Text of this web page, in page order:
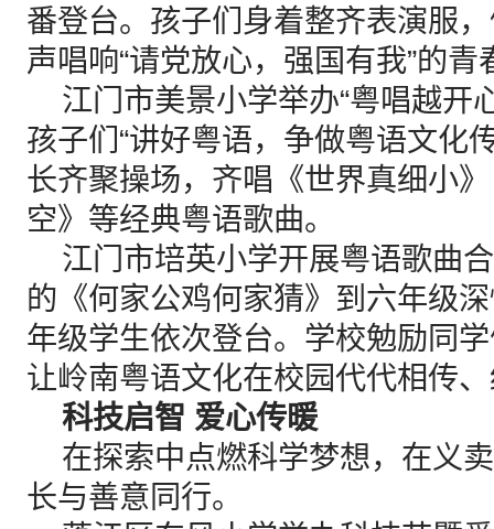
番登台。孩子们身着整齐表演服
声唱响“请党放心，强国有我”的青
江门市美景小学举办“粤唱越开
孩子们“讲好粤语，争做粤语文化
长齐聚操场，齐唱《世界真细小
空》等经典粤语歌曲。
江门市培英小学开展粤语歌曲
的《何家公鸡何家猜》到六年级
年级学生依次登台。学校勉励同
让岭南粤语文化在校园代代相传
科技启智 爱心传暖
在探索中点燃科学梦想，在义
长与善意同行。